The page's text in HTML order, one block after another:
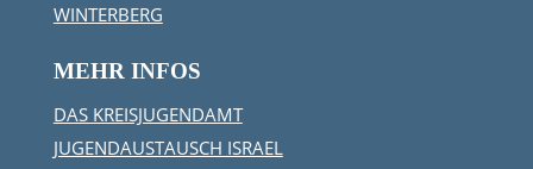
WINTERBERG
MEHR INFOS
DAS KREISJUGENDAMT
JUGENDAUSTAUSCH ISRAEL